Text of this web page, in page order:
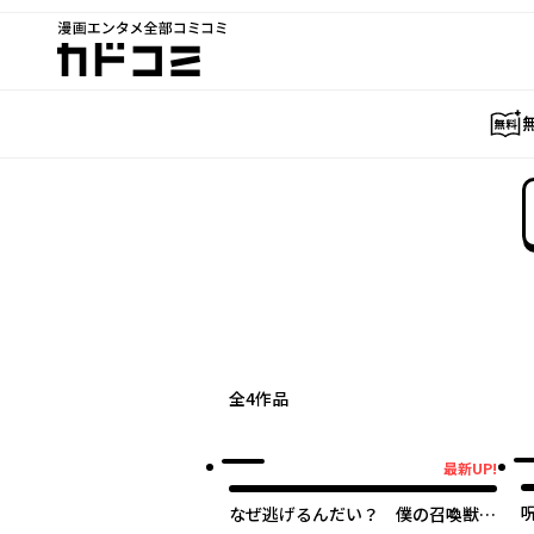
漫画エンタメ全部コミコミ
カドコミ
全4作品
最新UP!
なぜ逃げるんだい？ 僕の召喚獣は